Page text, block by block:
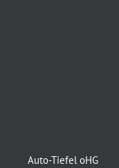
Auto-Tiefel oHG